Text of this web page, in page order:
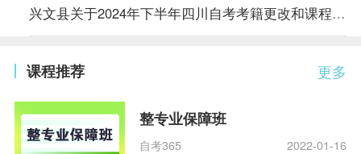
兴文县关于2024年下半年四川自考考籍更改和课程免试申请的通告
更多
课程推荐
整专业保障班
自考365 2022-01-16